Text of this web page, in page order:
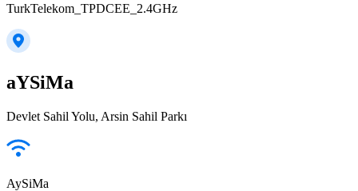
TurkTelekom_TPDCEE_2.4GHz
aYSiMa
Devlet Sahil Yolu, Arsin Sahil Parkı
AySiMa